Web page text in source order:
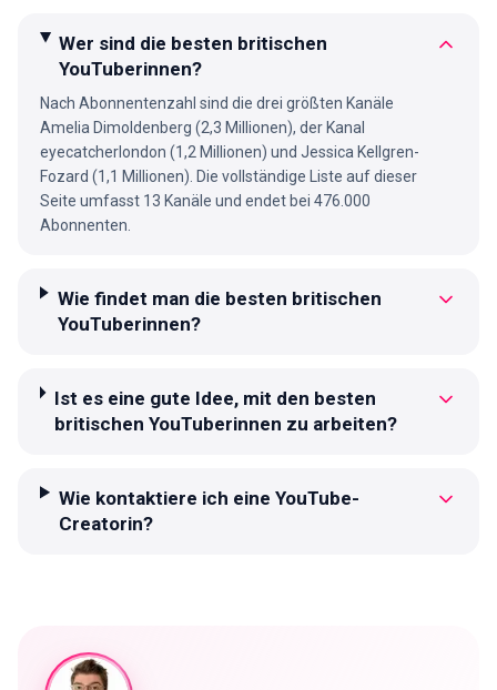
Wer sind die besten britischen
YouTuberinnen?
Nach Abonnentenzahl sind die drei größten Kanäle
Amelia Dimoldenberg (2,3 Millionen), der Kanal
eyecatcherlondon (1,2 Millionen) und Jessica Kellgren-
Fozard (1,1 Millionen). Die vollständige Liste auf dieser
Seite umfasst 13 Kanäle und endet bei 476.000
Abonnenten.
Wie findet man die besten britischen
YouTuberinnen?
Ist es eine gute Idee, mit den besten
britischen YouTuberinnen zu arbeiten?
Wie kontaktiere ich eine YouTube-
Creatorin?